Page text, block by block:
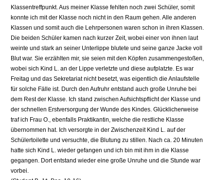
Klassentreffpunkt. Aus meiner Klasse fehlten noch zwei Schüler, somit
konnte ich mit der Klasse noch nicht in den Raum gehen. Alle anderen
Klassen und somit auch die Lehrpersonen waren schon in ihren Klassen.
Die beiden Schüler kamen nach kurzer Zeit, wobei einer von ihnen laut
weinte und stark an seiner Unterlippe blutete und seine ganze Jacke voll
Blut war. Sie erzählten mir, sie seien mit den Köpfen zusammengestoßen,
wobei sich Kind L. an der Lippe verletzte und diese aufplatzte. Es war
Freitag und das Sekretariat nicht besetzt, was eigentlich die Anlaufstelle
für solche Fälle ist. Durch den Aufruhr entstand auch große Unruhe bei
dem Rest der Klasse. Ich stand zwischen Aufsichtspflicht der Klasse und
der schnellen Erstversorgung der Wunde des Kindes. Glücklicherweise
traf ich Frau O., ebenfalls Praktikantin, welche die restliche Klasse
übernommen hat. Ich versorgte in der Zwischenzeit Kind L. auf der
Schülertoilette und versuchte, die Blutung zu stillen. Nach ca. 20 Minuten
hatte sich Kind L. wieder gefangen und ich bin mit ihm in die Klasse
gegangen. Dort entstand wieder eine große Unruhe und die Stunde war
vorbei.